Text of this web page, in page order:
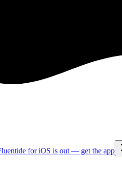
for iOS is out — get the app